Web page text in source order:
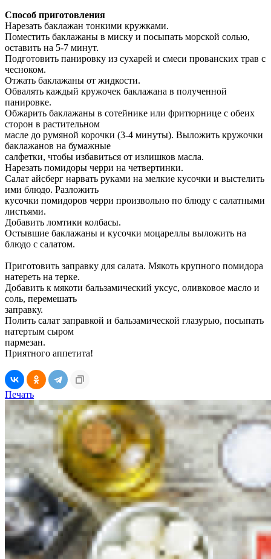
Способ приготовления
Нарезать баклажан тонкими кружками.
Поместить баклажаны в миску и посыпать морской солью,
оставить на 5-7 минут.
Подготовить панировку из сухарей и смеси прованских трав с
чесноком.
Отжать баклажаны от жидкости.
Обвалять каждый кружочек баклажана в полученной
панировке.
Обжарить баклажаны в сотейнике или фритюрнице с обеих
сторон в растительном
масле до румяной корочки (3-4 минуты). Выложить кружочки
баклажанов на бумажные
салфетки, чтобы избавиться от излишков масла.
Нарезать помидоры черри на четвертинки.
Салат айсберг нарвать руками на мелкие кусочки и выстелить
ими блюдо. Разложить
кусочки помидоров черри произвольно по блюду с салатными
листьями.
Добавить ломтики колбасы.
Остывшие баклажаны и кусочки моцареллы выложить на
блюдо с салатом.
Приготовить заправку для салата. Мякоть крупного помидора
натереть на терке.
Добавить к мякоти бальзамический уксус, оливковое масло и
соль, перемешать
заправку.
Полить салат заправкой и бальзамической глазурью, посыпать
натертым сыром
пармезан.
Приятного аппетита!
Печать